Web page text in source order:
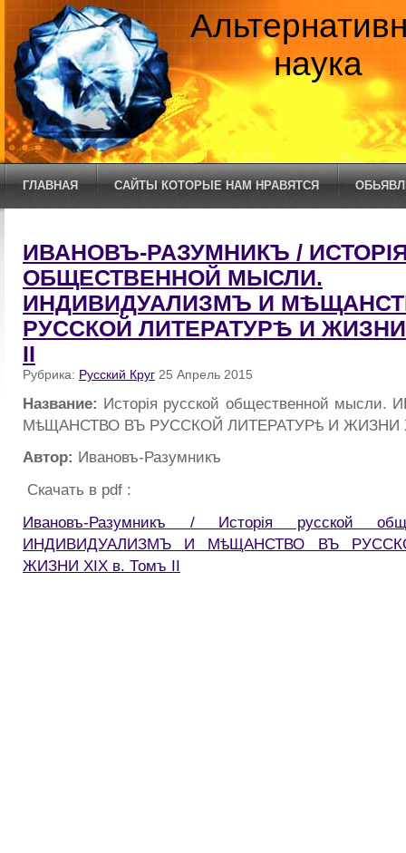
наука
ГЛАВНАЯ САЙТЫ КОТОРЫЕ НАМ НРАВЯТСЯ
ИВАНОВЪ-РАЗУМНИКЪ /
ОБЩЕСТВЕННОЙ МЫСЛИ.
ИНДИВИДУАЛИЗМЪ И
РУССКОЙ ЛИТЕРАТУРѢ И
II
Рубрика: Русский Круг 25 Апрель 2015
Название: Исторiя русской общественной
МѣЩАНСТВО ВЪ РУССКОЙ ЛИТЕРАТУРѣ И ЖИЗНИ
Автор: Ивановъ-Разумникъ
Скачать в pdf :
Ивановъ-Разумникъ / Исторiя русской
ИНДИВИДУАЛИЗМЪ И МѣЩАНСТВО ВЪ
ЖИЗНИ XIX в. Томъ II